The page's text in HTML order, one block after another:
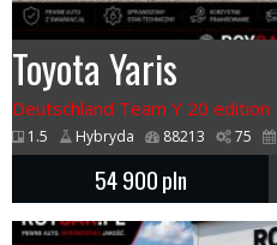
Toyota Yaris
Deutschland Team Y 20 edition
1.5 Hybryda 88213 75
54 900pln